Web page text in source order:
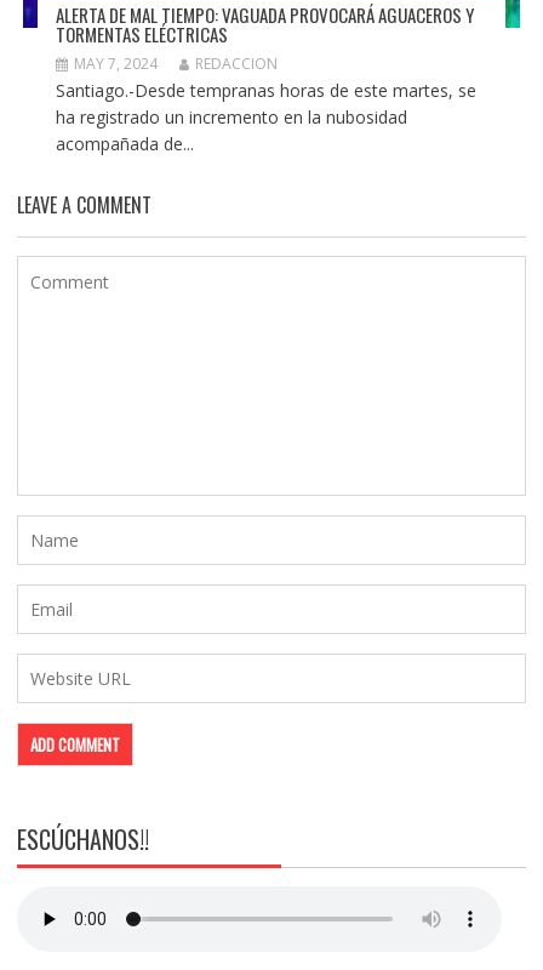
ALERTA DE MAL TIEMPO: VAGUADA PROVOCARÁ AGUACEROS Y
TORMENTAS ELÉCTRICAS
MAY 7, 2024 REDACCION
Santiago.-Desde tempranas horas de este martes, se
ha registrado un incremento en la nubosidad
acompañada de...
LEAVE A COMMENT
ESCÚCHANOS!!